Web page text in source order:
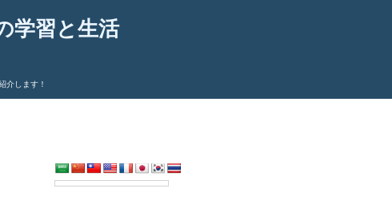
学習と生活
介します！